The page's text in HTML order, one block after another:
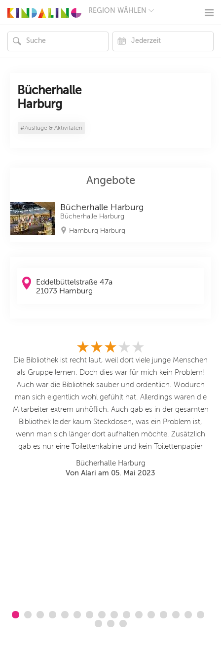
REGION WÄHLEN
MÜNCHEN
HAMBURG
FRANKFURT
KÖLN
Bücherhalle
Harburg
#Ausflüge & Aktivitäten
Angebote
Bücherhalle Harburg
Bücherhalle Harburg
Hamburg Harburg
Eddelbüttelstraße 47a
21073 Hamburg
Die Bibliothek ist recht laut, weil dort viele junge Menschen
als Gruppe lernen. Doch dies war für mich kein Problem!
Auch war die Bibliothek sauber und ordentlich. Wodurch
man sich eigentlich wohl gefühlt hat. Allerdings waren die
Mitarbeiter extrem unhöflich. Auch gab es in der gesamten
Bibliothek leider kaum Steckdosen, was ein Problem ist,
wenn man sich länger dort aufhalten möchte. Zusätzlich
gab es nur eine Toilettenkabine und kein Toilettenpapier
Bücherhalle Harburg
Von Alari am 05. Mai 2023